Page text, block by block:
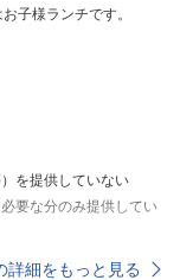
子様ランチです。
を提供していない
要な分のみ提供してい
詳細をもっと見る